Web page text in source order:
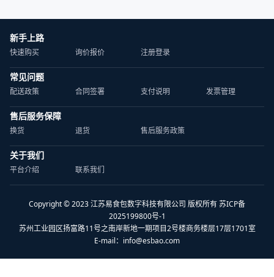
新手上路
快速购买 询价报价 注册登录
常见问题
配送政策 合同签署 支付说明 发票管理
售后服务保障
换货 退货 售后服务政策
关于我们
平台介绍 联系我们
Copyright © 2023 江苏易食包数字科技有限公司 版权所有 苏ICP备
2025199800号-1
苏州工业园区扬富路11号之南岸新地一期项目2号楼商务楼层17层1701室
E-mail： info@esbao.com